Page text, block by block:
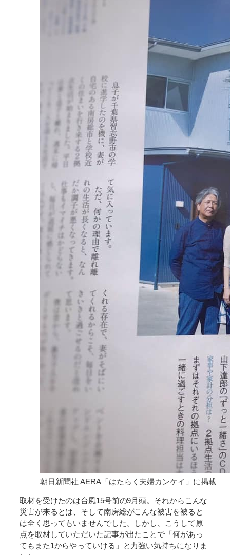
朝日新聞社 AERA「はたらく夫婦カンケイ」に掲載
取材を受けたのは台風15号前の9月頭。それからこんな
災害が来るとは、そして南房総がこんな被害を被ると
は全く思ってもいませんでした。しかし、こうして原
点を取材していただいた記事が出たことで「何があっ
てもまた1からやっていける」と力強い気持ちになりま